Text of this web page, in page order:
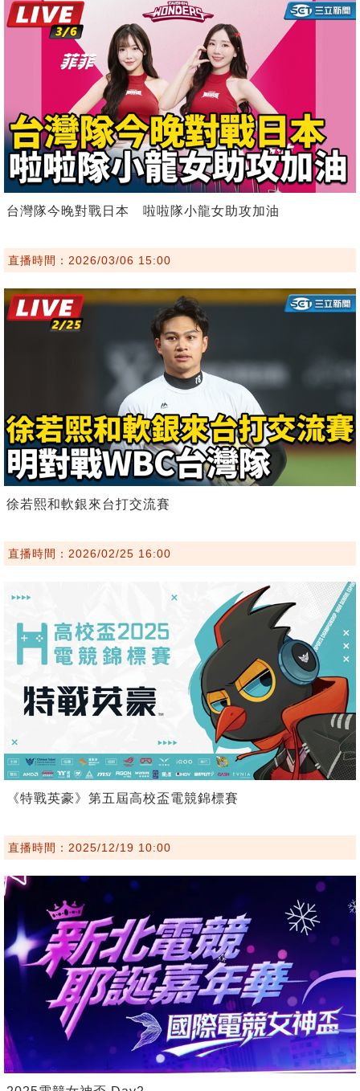
台灣隊今晚對戰日本 啦啦隊小龍女助攻加油
直播時間：2026/03/06 15:00
徐若熙和軟銀來台打交流賽
直播時間：2026/02/25 16:00
《特戰英豪》第五屆高校盃電競錦標賽
直播時間：2025/12/19 10:00